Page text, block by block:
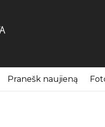
Pranešk naujieną